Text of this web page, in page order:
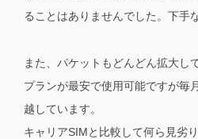
ることはありませんでした。下手
また、パケットもどんどん拡大し
プランが最安で使用可能ですが毎
越しています。
キャリアSIMと比較して何ら見劣